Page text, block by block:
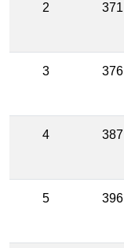
2 371
3 376
4 387
5 396